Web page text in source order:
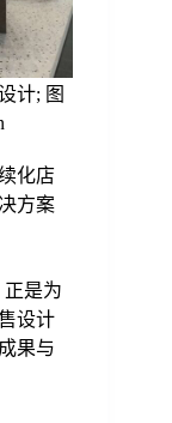
计; 图
化店
方案
正是为
设计
果与